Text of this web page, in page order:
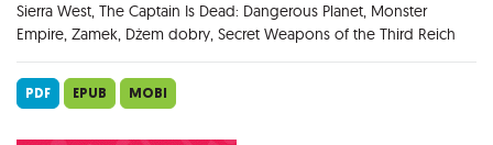
Sierra West, The Captain Is Dead: Dangerous Planet, Monster
Empire, Zamek, Dżem dobry, Secret Weapons of the Third Reich
PDF EPUB MOBI